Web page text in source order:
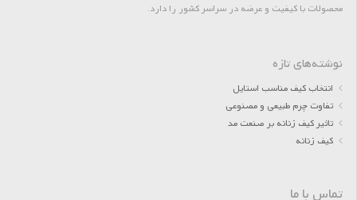
محصولات با کیفیت و عرضه در سراسر کشور را دارد.
نوشته‌های تازه
انتخاب کیف مناسب استایل
تفاوت چرم طبیعی و مصنوعی
تاثیر کیف زنانه بر صنعت مد
کیف زنانه
تماس با ما